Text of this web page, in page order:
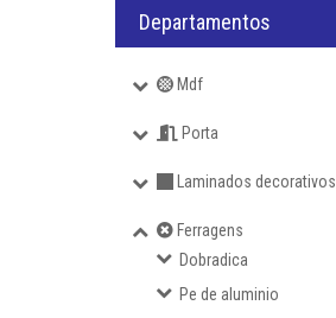
Laminados decorativos
Dobradica
Pe de aluminio
Aramado
Departamentos
Mdf
Porta
Laminados decorativos
Ferragens
Dobradica
Pe de aluminio